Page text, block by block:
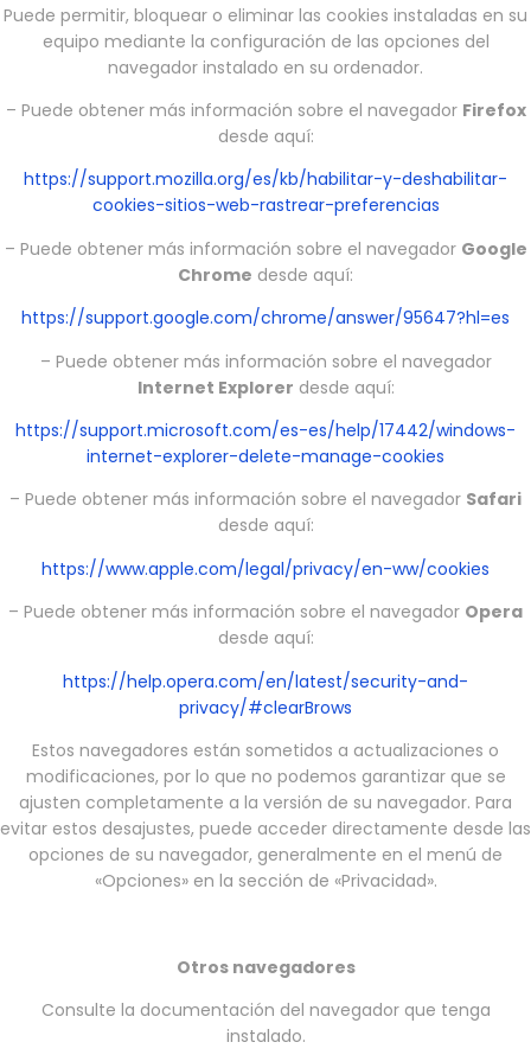
Puede permitir, bloquear o eliminar las cookies instaladas en su
equipo mediante la configuración de las opciones del
navegador instalado en su ordenador.
– Puede obtener más información sobre el navegador Firefox
desde aquí:
https://support.mozilla.org/es/kb/habilitar-y-deshabilitar-
cookies-sitios-web-rastrear-preferencias
– Puede obtener más información sobre el navegador Google
Chrome desde aquí:
https://support.google.com/chrome/answer/95647?hl=es
– Puede obtener más información sobre el navegador
Internet Explorer desde aquí:
https://support.microsoft.com/es-es/help/17442/windows-
internet-explorer-delete-manage-cookies
– Puede obtener más información sobre el navegador Safari
desde aquí:
https://www.apple.com/legal/privacy/en-ww/cookies
– Puede obtener más información sobre el navegador Opera
desde aquí:
https://help.opera.com/en/latest/security-and-
privacy/#clearBrows
Estos navegadores están sometidos a actualizaciones o
modificaciones, por lo que no podemos garantizar que se
ajusten completamente a la versión de su navegador. Para
evitar estos desajustes, puede acceder directamente desde las
opciones de su navegador, generalmente en el menú de
«Opciones» en la sección de «Privacidad».
Otros navegadores
Consulte la documentación del navegador que tenga
instalado.